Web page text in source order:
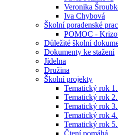
Veronika
Iva Chybová
Školní poradenské
POMOC -
Důležité školní
Dokumenty ke stažení
Jídelna
Družina
Školní projekty
Tematický rok
Tematický rok
Tematický rok
Tematický rok
Tematický rok
Čtení pomáhá